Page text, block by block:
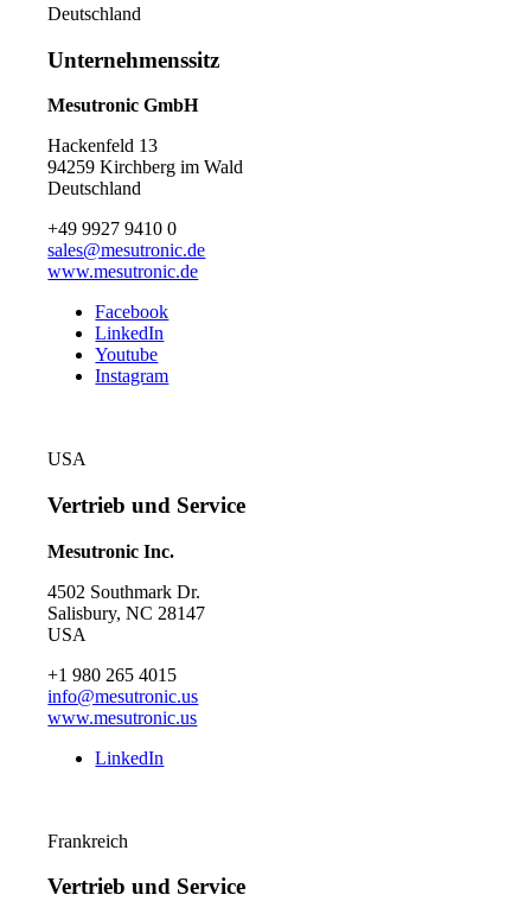
Deutschland
Unternehmenssitz
Mesutronic GmbH
Hackenfeld 13
94259 Kirchberg im Wald
Deutschland
+49 9927 9410 0
sales@mesutronic.de
www.mesutronic.de
Facebook
LinkedIn
Youtube
Instagram
USA
Vertrieb und Service
Mesutronic Inc.
4502 Southmark Dr.
Salisbury, NC 28147
USA
+1 980 265 4015
info@mesutronic.us
www.mesutronic.us
LinkedIn
Frankreich
Vertrieb und Service